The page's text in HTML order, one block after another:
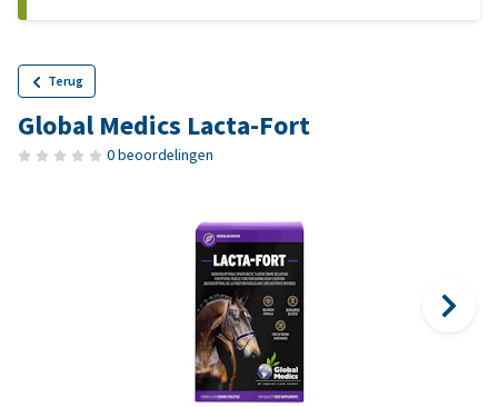
Terug
Global Medics Lacta-Fort
0 beoordelingen